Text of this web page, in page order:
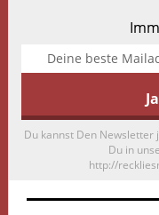
Du kannst Den
Du in
http://